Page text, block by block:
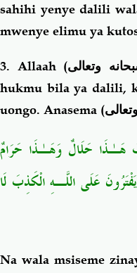
sahihi yenye dalili
mwenye elimu ya
3. Allaah (وتعالى
hukmu bila ya dalili,
uongo. Anasema (
هَـٰذَا حَلَالٌ وَهَـٰذَا حَرَامٌ
عَلَى اللَّـهِ الْكَذِبَ لَا
Na wala msiseme